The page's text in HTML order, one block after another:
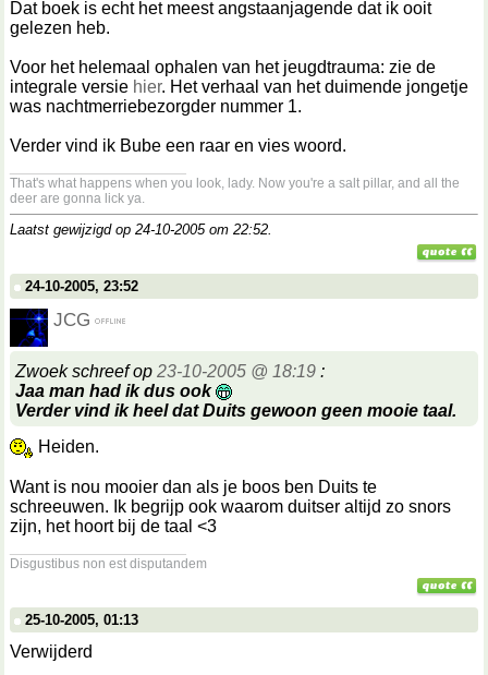
Dat boek is echt het meest angstaanjagende dat ik ooit
gelezen heb.
Voor het helemaal ophalen van het jeugdtrauma: zie de
integrale versie hier. Het verhaal van het duimende jongetje
was nachtmerriebezorgder nummer 1.
Verder vind ik Bube een raar en vies woord.
That's what happens when you look, lady. Now you're a salt pillar, and all the
deer are gonna lick ya.
Laatst gewijzigd op 24-10-2005 om 22:52.
24-10-2005, 23:52
JCG
Zwoek schreef op 23-10-2005 @ 18:19 :
Jaa man had ik dus ook
Verder vind ik heel dat Duits gewoon geen mooie taal.
Heiden.
Want is nou mooier dan als je boos ben Duits te
schreeuwen. Ik begrijp ook waarom duitser altijd zo snors
zijn, het hoort bij de taal <3
Disgustibus non est disputandem
25-10-2005, 01:13
Verwijderd